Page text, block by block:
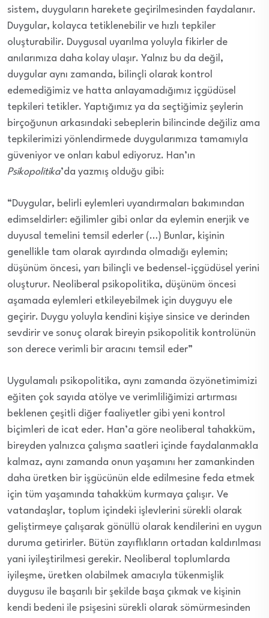
sistem, duyguların harekete geçirilmesinden faydalanır.
Duygular, kolayca tetiklenebilir ve hızlı tepkiler
oluşturabilir. Duygusal uyarılma yoluyla fikirler de
anılarımıza daha kolay ulaşır. Yalnız bu da değil,
duygular aynı zamanda, bilinçli olarak kontrol
edemediğimiz ve hatta anlayamadığımız içgüdüsel
tepkileri tetikler. Yaptığımız ya da seçtiğimiz şeylerin
birçoğunun arkasındaki sebeplerin bilincinde değiliz ama
tepkilerimizi yönlendirmede duygularımıza tamamıyla
güveniyor ve onları kabul ediyoruz. Han’ın
Psikopolitika’da yazmış olduğu gibi:
“Duygular, belirli eylemleri uyandırmaları bakımından
edimseldirler: eğilimler gibi onlar da eylemin enerjik ve
duyusal temelini temsil ederler (…) Bunlar, kişinin
genellikle tam olarak ayırdında olmadığı eylemin;
düşünüm öncesi, yarı bilinçli ve bedensel-içgüdüsel yerini
oluşturur. Neoliberal psikopolitika, düşünüm öncesi
aşamada eylemleri etkileyebilmek için duyguyu ele
geçirir. Duygu yoluyla kendini kişiye sinsice ve derinden
sevdirir ve sonuç olarak bireyin psikopolitik kontrolünün
son derece verimli bir aracını temsil eder”
Uygulamalı psikopolitika, aynı zamanda özyönetimimizi
eğiten çok sayıda atölye ve verimliliğimizi artırması
beklenen çeşitli diğer faaliyetler gibi yeni kontrol
biçimleri de icat eder. Han’a göre neoliberal tahakküm,
bireyden yalnızca çalışma saatleri içinde faydalanmakla
kalmaz, aynı zamanda onun yaşamını her zamankinden
daha üretken bir işgücünün elde edilmesine feda etmek
için tüm yaşamında tahakküm kurmaya çalışır. Ve
vatandaşlar, toplum içindeki işlevlerini sürekli olarak
geliştirmeye çalışarak gönüllü olarak kendilerini en uygun
duruma getirirler. Bütün zayıflıkların ortadan kaldırılması
yani iyileştirilmesi gerekir. Neoliberal toplumlarda
iyileşme, üretken olabilmek amacıyla tükenmişlik
duygusu ile başarılı bir şekilde başa çıkmak ve kişinin
kendi bedeni ile psişesini sürekli olarak sömürmesinden